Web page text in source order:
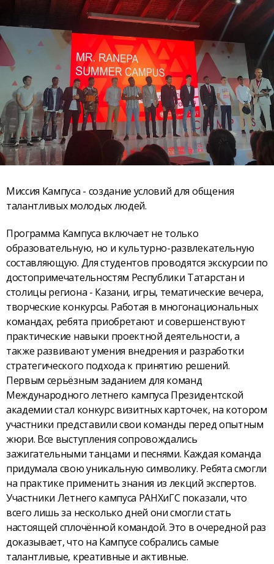
Миссия Кампуса - создание условий для общения
талантливых молодых людей.
Программа Кампуса включает не только
образовательную, но и культурно-развлекательную
составляющую. Для студентов проводятся экскурсии по
достопримечательностям Республики Татарстан и
столицы региона - Казани, игры, тематические вечера,
творческие конкурсы. Работая в многонациональных
командах, ребята приобретают и совершенствуют
практические навыки проектной деятельности, а
также развивают умения внедрения и разработки
стратегического подхода к принятию решений.
Первым серьёзным заданием для команд
Международного летнего кампуса Президентской
академии стал конкурс визитных карточек, на котором
участники представили свои команды перед опытным
жюри. Все выступления сопровождались
зажигательными танцами и песнями. Каждая команда
придумала свою уникальную символику. Ребята смогли
на практике применить знания из лекций экспертов.
Участники Летнего кампуса РАНХиГС показали, что
всего лишь за несколько дней они смогли стать
настоящей сплочённой командой. Это в очередной раз
доказывает, что на Кампусе собрались самые
талантливые, креативные и активные.